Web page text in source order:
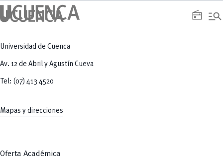
radio manage_search
Universidad de Cuenca
Av. 12 de Abril y Agustín Cueva
Tel: (07) 413 4520
Mapas y direcciones
Oferta Académica